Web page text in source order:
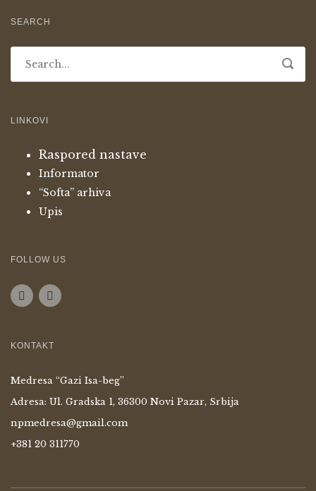
SEARCH
LINKOVI
Raspored nastave
Informator
“Softa” arhiva
Upis
FOLLOW US
KONTAKT
Medresa “Gazi Isa-beg”
Adresa: Ul. Gradska 1, 36300 Novi Pazar, Srbija
npmedresa@gmail.com
+381 20 311770